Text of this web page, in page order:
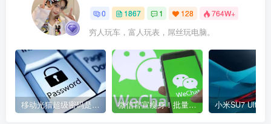
0 1867 1 128 764W+
穷人玩车，富人玩表，屌丝玩电脑。
移动光猫超级密码是多少？移动光猫超级管理员后台账号与密码 微信官宣瘦身！批量清理原图新功能来了 安卓、iOS均可使用